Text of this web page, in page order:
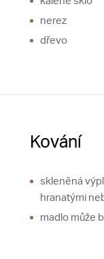
nerez
dřevo
Kování
skleněná
hranatými
madlo může